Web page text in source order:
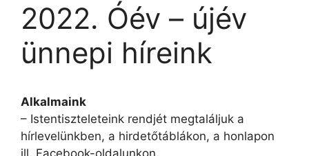
2022. Óév – újév
ünnepi híreink
Alkalmaink
– Istentiszteleteink rendjét megtaláljuk a
hírlevelünkben, a hirdetőtáblákon, a honlapon
ill. Facebook-oldalunkon.